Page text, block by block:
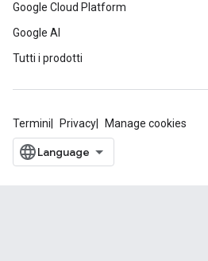
Google Cloud Platform
Google AI
Tutti i prodotti
Termini Privacy Manage cookies